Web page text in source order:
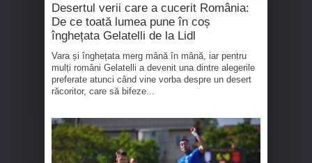
Desertul verii care a cucerit România:
De ce toată lumea pune în coș
înghețata Gelatelli de la Lidl
Vara și înghețata merg mână în mână, iar pentru
mulți români Gelatelli a devenit una dintre alegerile
preferate atunci când vine vorba despre un desert
răcoritor, care să bifeze...